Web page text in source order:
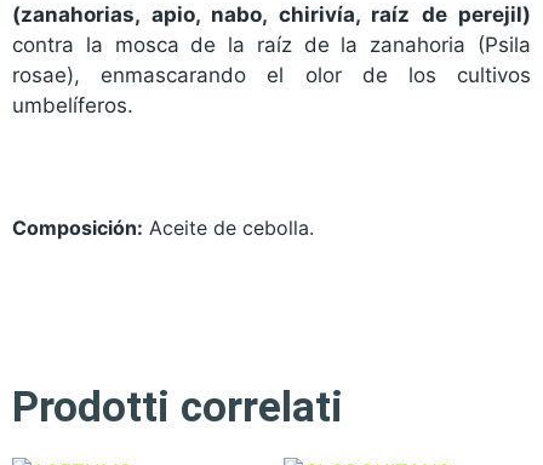
(zanahorias, apio, nabo, chirivía, raíz de perejil)
contra la mosca de la raíz de la zanahoria (Psila
rosae), enmascarando el olor de los cultivos
umbelíferos.
Composición: Aceite de cebolla.
Prodotti correlati